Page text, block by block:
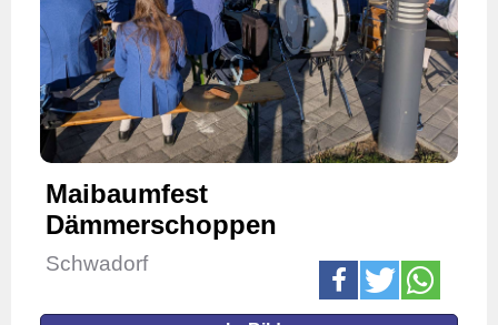
Maibaumfest
Dämmerschoppen
Schwadorf